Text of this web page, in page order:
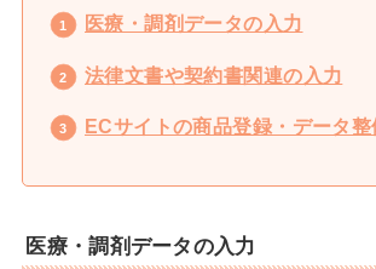
医療・調剤データの入力
法律文書や契約書関連の入力
ECサイトの商品登録・データ整
医療・調剤データの入力